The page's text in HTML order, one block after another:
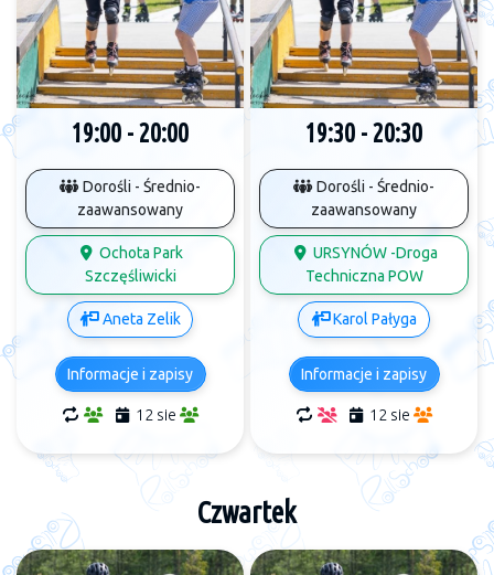
19:00 - 20:00
Dorośli - Średnio-
zaawansowany
Ochota Park
Szczęśliwicki
Aneta Zelik
Informacje i zapisy
12 sie
19:30 - 20:30
Dorośli - Średnio-
zaawansowany
URSYNÓW -Droga
Techniczna POW
Karol Pałyga
Informacje i zapisy
12 sie
Czwartek